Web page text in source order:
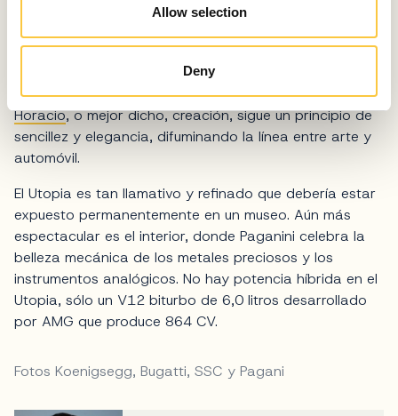
Allow selection
Deny
cada 12 años, así que cada vez que se presenta un
Pagani al mundo, los amantes de los coches lo tratan
como unas vacaciones. El nuevo hipercoche de
Horacio, o mejor dicho, creación, sigue un principio de
sencillez y elegancia, difuminando la línea entre arte y
automóvil.
El Utopia es tan llamativo y refinado que debería estar
expuesto permanentemente en un museo. Aún más
espectacular es el interior, donde Paganini celebra la
belleza mecánica de los metales preciosos y los
instrumentos analógicos. No hay potencia híbrida en el
Utopia, sólo un V12 biturbo de 6,0 litros desarrollado
por AMG que produce 864 CV.
Fotos Koenigsegg, Bugatti, SSC y Pagani